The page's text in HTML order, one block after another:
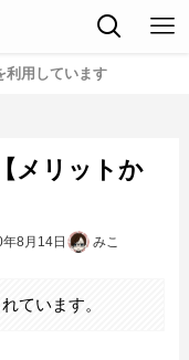
利用しています
メリットか
8月14日 みこ
ています。